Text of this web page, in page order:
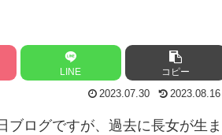
LINE コピー
2023.07.30 2023.08.16
ログですが、過去に長女が生ま